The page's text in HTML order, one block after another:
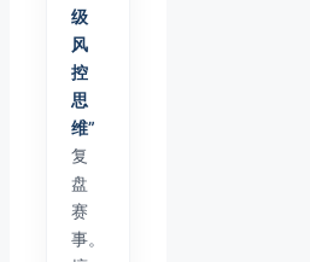
级
风
控
思
维”
复
盘
赛
事。